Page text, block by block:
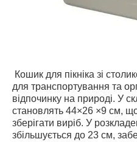
Кошик для пікніка зі
для транспортування та
відпочинку на природі. У
становлять 44×26 ×9 см,
зберігати виріб. У
збільшується до 23 см,